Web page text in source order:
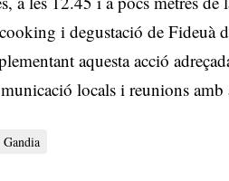
i degustació de Fideuà
aquesta acció
locals i reunions amb
Gandia